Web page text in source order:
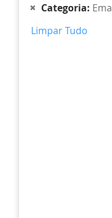
Categoria Ema
Remover
Item
Limpar Tudo